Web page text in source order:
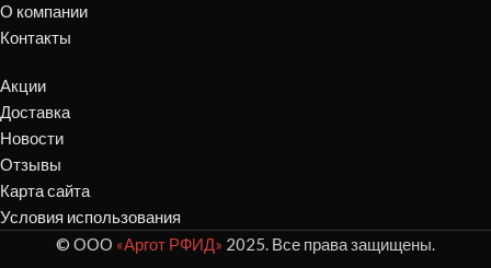
О компании
Контакты
Акции
Доставка
Новости
Отзывы
Карта сайта
Условия использования
© ООО «Аргот РФИД» 2025. Все права защищены.